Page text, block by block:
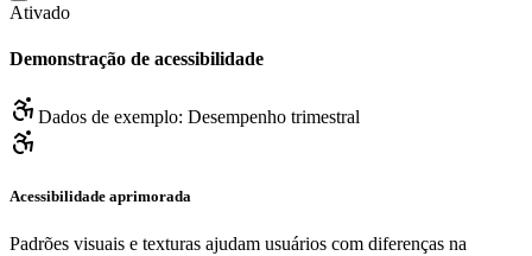
Ativado
Demonstração de acessibilidade
Dados de exemplo: Desempenho trimestral
Acessibilidade aprimorada
Padrões visuais e texturas ajudam usuários com diferenças na